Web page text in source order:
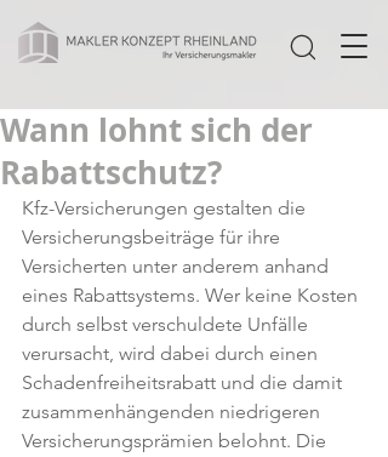
Wann lohnt sich der
Rabattschutz?
Kfz-Versicherungen gestalten die
Versicherungsbeiträge für ihre
Versicherten unter anderem anhand
eines Rabattsystems. Wer keine Kosten
durch selbst verschuldete Unfälle
verursacht, wird dabei durch einen
Schadenfreiheitsrabatt und die damit
zusammenhängenden niedrigeren
Versicherungsprämien belohnt. Die